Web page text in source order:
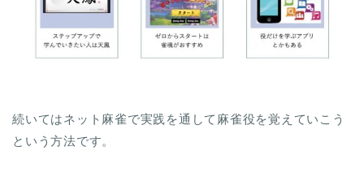
続いてはネット麻雀で実践を通して麻雀役を覚えていこう
という方法です。